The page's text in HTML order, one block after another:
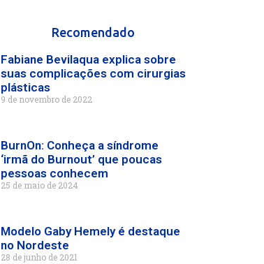
Recomendado
Fabiane Bevilaqua explica sobre
suas complicações com cirurgias
plásticas
9 de novembro de 2022
BurnOn: Conheça a síndrome
‘irmã do Burnout’ que poucas
pessoas conhecem
25 de maio de 2024
Modelo Gaby Hemely é destaque
no Nordeste
28 de junho de 2021